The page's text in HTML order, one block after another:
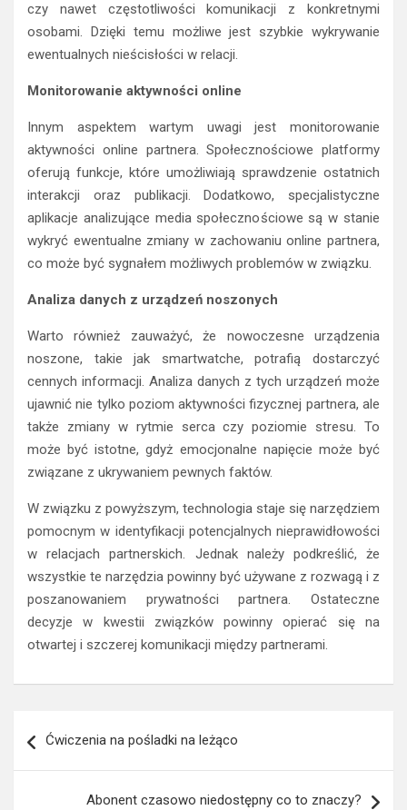
czy nawet częstotliwości komunikacji z konkretnymi
osobami. Dzięki temu możliwe jest szybkie wykrywanie
ewentualnych nieścisłości w relacji.
Monitorowanie aktywności online
Innym aspektem wartym uwagi jest monitorowanie
aktywności online partnera. Społecznościowe platformy
oferują funkcje, które umożliwiają sprawdzenie ostatnich
interakcji oraz publikacji. Dodatkowo, specjalistyczne
aplikacje analizujące media społecznościowe są w stanie
wykryć ewentualne zmiany w zachowaniu online partnera,
co może być sygnałem możliwych problemów w związku.
Analiza danych z urządzeń noszonych
Warto również zauważyć, że nowoczesne urządzenia
noszone, takie jak smartwatche, potrafią dostarczyć
cennych informacji. Analiza danych z tych urządzeń może
ujawnić nie tylko poziom aktywności fizycznej partnera, ale
także zmiany w rytmie serca czy poziomie stresu. To
może być istotne, gdyż emocjonalne napięcie może być
związane z ukrywaniem pewnych faktów.
W związku z powyższym, technologia staje się narzędziem
pomocnym w identyfikacji potencjalnych nieprawidłowości
w relacjach partnerskich. Jednak należy podkreślić, że
wszystkie te narzędzia powinny być używane z rozwagą i z
poszanowaniem prywatności partnera. Ostateczne
decyzje w kwestii związków powinny opierać się na
otwartej i szczerej komunikacji między partnerami.
wpisu
Ćwiczenia na pośladki na leżąco
Abonent czasowo niedostępny co to znaczy?